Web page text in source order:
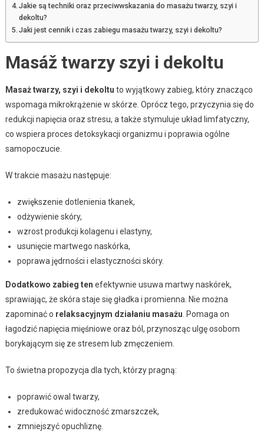
Jakie są techniki oraz przeciwwskazania do masażu twarzy, szyi i
dekoltu?
Jaki jest cennik i czas zabiegu masażu twarzy, szyi i dekoltu?
Masáž twarzy szyi i dekoltu
Masaż twarzy, szyi i dekoltu to wyjątkowy zabieg, który znacząco
wspomaga mikrokrążenie w skórze. Oprócz tego, przyczynia się do
redukcji napięcia oraz stresu, a także stymuluje układ limfatyczny,
co wspiera proces detoksykacji organizmu i poprawia ogólne
samopoczucie.
W trakcie masażu następuje:
zwiększenie dotlenienia tkanek,
odżywienie skóry,
wzrost produkcji kolagenu i elastyny,
usunięcie martwego naskórka,
poprawa jędrności i elastyczności skóry.
Dodatkowo zabieg ten efektywnie usuwa martwy naskórek,
sprawiając, że skóra staje się gładka i promienna. Nie można
zapominać o relaksacyjnym działaniu masażu . Pomaga on
łagodzić napięcia mięśniowe oraz ból, przynosząc ulgę osobom
borykającym się ze stresem lub zmęczeniem.
To świetna propozycja dla tych, którzy pragną:
poprawić owal twarzy,
zredukować widoczność zmarszczek,
zmniejszyć opuchliznę.